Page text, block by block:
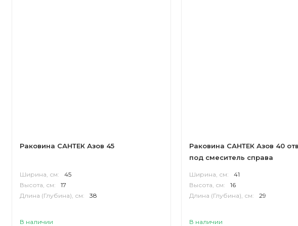
Раковина САНТЕК Азов 45
Ширина, см:
45
Высота, см:
17
Длина (Глубина), см:
38
В наличии
Раковина САНТЕК Азов 40
под смеситель справа
Ширина, см:
41
Высота, см:
16
Длина (Глубина), см:
29
В наличии